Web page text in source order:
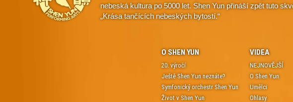
nebeská kultura po 5000 let. Shen Yun přináší zpět tuto
„Krása tančících nebeských bytostí.“
O SHEN YUN
20. výročí
Ještě Shen Yun neznáte?
Symfonický orchestr Shen Yun
Život v Shen Yun
VIDEA
NEJNOVĚJŠÍ
O Shen Yun
Umělci
Ohlasy